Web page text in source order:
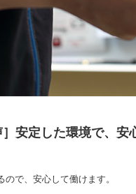
］安定した環境で、
で、安心して働けます。